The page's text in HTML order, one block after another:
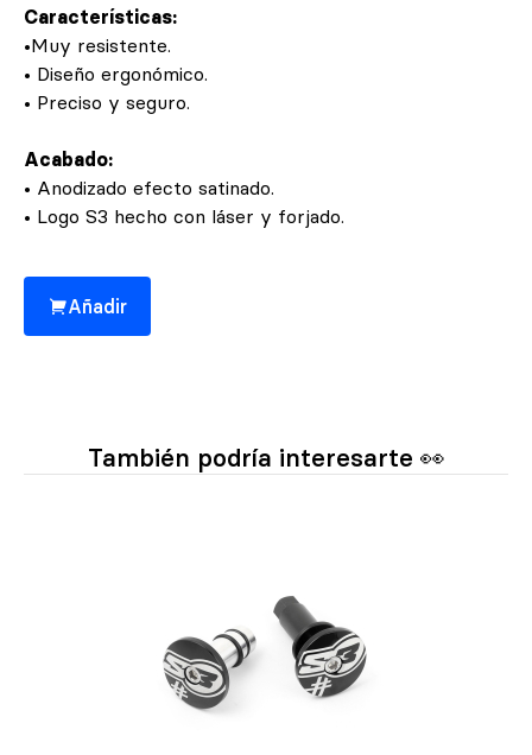
Características:
•Muy resistente.
• Diseño ergonómico.
• Preciso y seguro.
Acabado:
• Anodizado efecto satinado.
• Logo S3 hecho con láser y forjado.
Añadir
También podría interesarte 👀